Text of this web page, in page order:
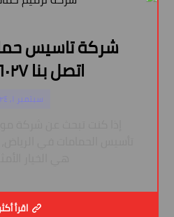
شركة تاسيس
اتصل بنا ٠٥٠٦٢٧٦٠٢٧
سبتمبر ١, ٢٠٢٤
اقرأ أكثر